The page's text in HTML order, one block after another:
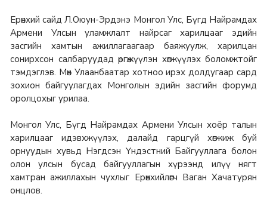
Ерөнхий сайд Л.Оюун-Эрдэнэ Монгол Улс, Бүгд Найрамдах
Армени Улсын уламжлалт найрсаг харилцааг эдийн
засгийн хамтын ажиллагаагаар баяжуулж, харилцан
сонирхсон салбаруудад өргөжүүлэн хөгжүүлэх боломжтойг
тэмдэглэв. Мөн Улаанбаатар хотноо ирэх долдугаар сард
зохион байгуулагдах Монголын эдийн засгийн форумд
оролцохыг урилаа.
Монгол Улс, Бүгд Найрамдах Армени Улсын хоёр талын
харилцааг идэвхжүүлэх, далайд гарцгүй хөгжиж буй
орнуудын хувьд Нэгдсэн Үндэстний Байгууллага болон
олон улсын бусад байгууллагын хүрээнд илүү нягт
хамтран ажиллахын чухлыг Ерөнхийлөгч Ваган Хачатурян
онцлов.